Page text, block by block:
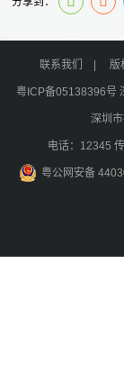
联系我们 版
粤ICP备05138396号
深圳
电话：12345
粤公网安备